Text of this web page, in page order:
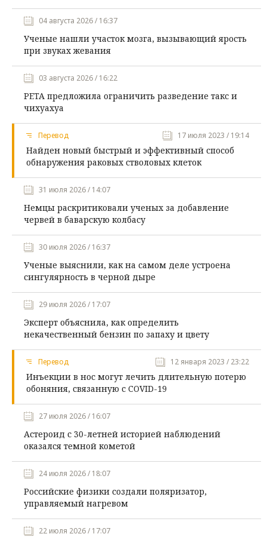
04 августа 2026 / 16:37
Ученые нашли участок мозга, вызывающий ярость
при звуках жевания
03 августа 2026 / 16:22
PETA предложила ограничить разведение такс и
чихуахуа
Перевод 17 июля 2023 / 19:14
Найден новый быстрый и эффективный способ
обнаружения раковых стволовых клеток
31 июля 2026 / 14:07
Немцы раскритиковали ученых за добавление
червей в баварскую колбасу
30 июля 2026 / 16:37
Ученые выяснили, как на самом деле устроена
сингулярность в черной дыре
29 июля 2026 / 17:07
Эксперт объяснила, как определить
некачественный бензин по запаху и цвету
Перевод 12 января 2023 / 23:22
Инъекции в нос могут лечить длительную потерю
обоняния, связанную с COVID-19
27 июля 2026 / 16:07
Астероид с 30-летней историей наблюдений
оказался темной кометой
24 июля 2026 / 18:07
Российские физики создали поляризатор,
управляемый нагревом
22 июля 2026 / 17:07